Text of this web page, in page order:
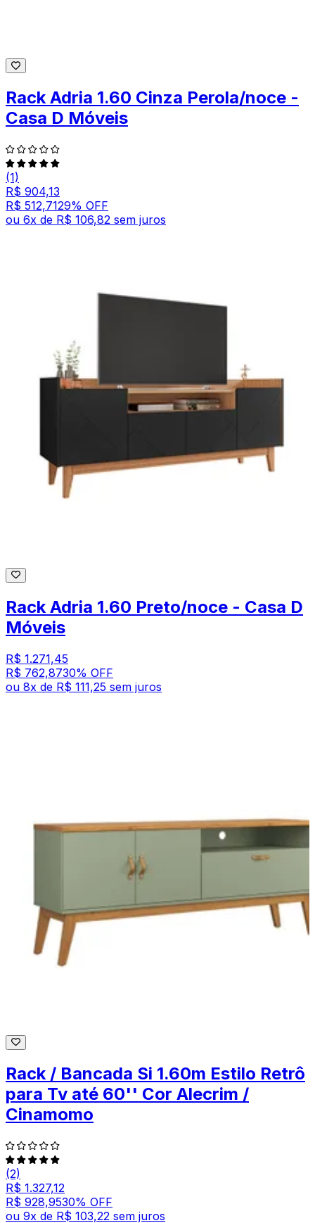
Rack Adria 1.60 Cinza Perola/noce -
Casa D Móveis
(1)
R$ 904,13
R$ 512,7129% OFF
ou 6x de R$ 106,82 sem juros
Rack Adria 1.60 Preto/noce - Casa D
Móveis
R$ 1.271,45
R$ 762,8730% OFF
ou 8x de R$ 111,25 sem juros
Rack / Bancada Si 1.60m Estilo Retrô
para Tv até 60'' Cor Alecrim /
Cinamomo
(2)
R$ 1.327,12
R$ 928,9530% OFF
ou 9x de R$ 103,22 sem juros